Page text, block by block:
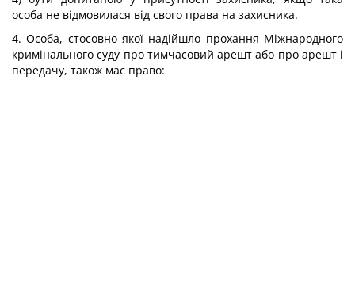
особа не відмовилася від свого права на захисника.
4. Особа, стосовно якої надійшло прохання Міжнародного
кримінального суду про тимчасовий арешт або про арешт і
передачу, також має право: